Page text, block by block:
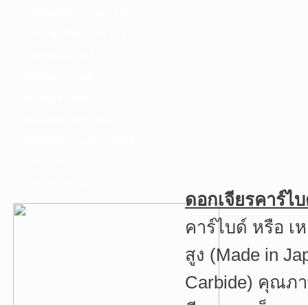
ดอกเจียรคาร์ไ
คาร์ไบด์ หรือ เ
สูง (Made in
Carbide) คุณภ